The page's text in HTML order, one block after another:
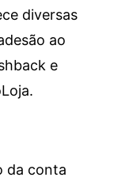
diversas
ao
e
da conta